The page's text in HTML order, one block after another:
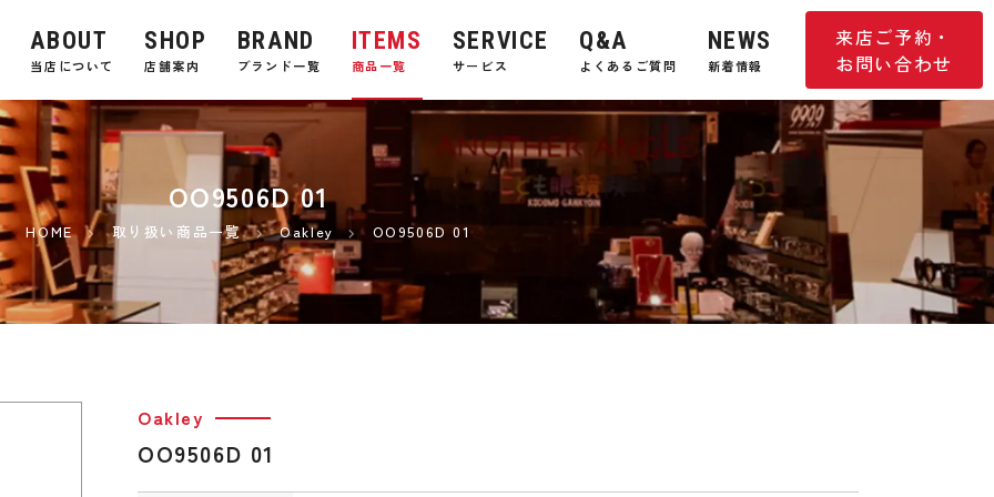
来店ご予約・
お問い合わせ
ABOUT
当店について
SHOP
店舗案内
BRAND
ブランド一覧
ITEMS
商品一覧
SERVICE
サービス
Q&A
よくあるご質問
NEWS
新着情報
OO9506D 01
HOME 取り扱い商品一覧 Oakley OO9506D 01
Oakley
OO9506D 01